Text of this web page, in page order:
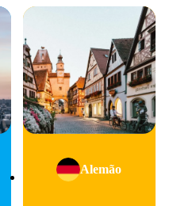
Alemão